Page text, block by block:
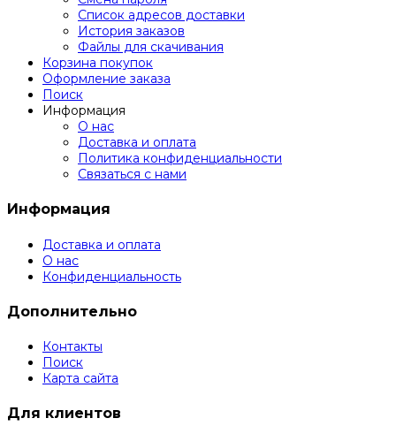
Список адресов доставки
История заказов
Файлы для скачивания
Корзина покупок
Оформление заказа
Поиск
Информация
О нас
Доставка и оплата
Политика конфиденциальности
Связаться с нами
Информация
Доставка и оплата
О нас
Конфиденциальность
Дополнительно
Контакты
Поиск
Карта сайта
Для клиентов